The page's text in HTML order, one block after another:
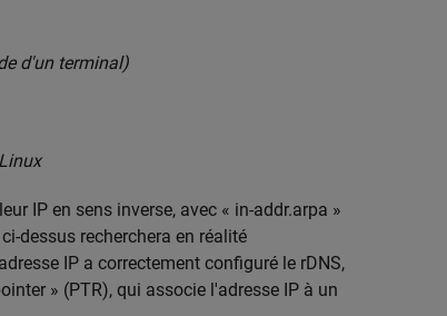
d'un terminal)
IP en sens inverse, avec « in-addr.arpa »
dessus recherchera en réalité
IP a correctement configuré le rDNS,
» (PTR), qui associe l'adresse IP à un